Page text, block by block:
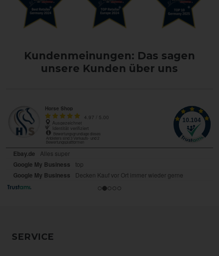
Kundenmeinungen: Das sagen
unsere Kunden über uns
SERVICE